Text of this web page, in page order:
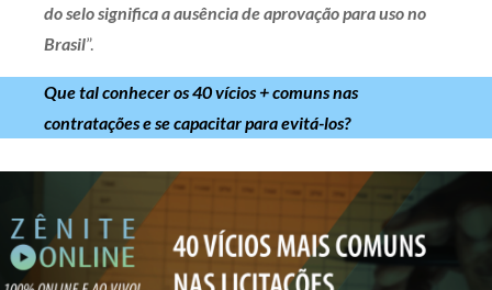
do selo significa a ausência de aprovação para uso no
Brasil”.
Que tal conhecer os 40 vícios + comuns nas
contratações e se capacitar para evitá-los?